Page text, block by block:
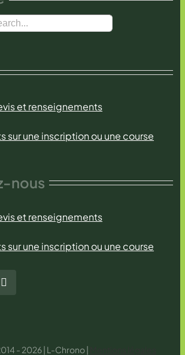
et renseignements
sur une inscription ou une course
nous
et renseignements
sur une inscription ou une course
- 2026 | L-Chrono |